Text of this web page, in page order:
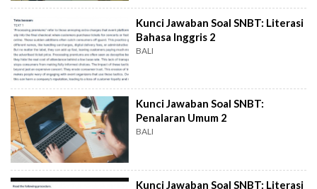
Kunci Jawaban Soal SNBT: Literasi
Bahasa Inggris 2
BALI
Kunci Jawaban Soal SNBT:
Penalaran Umum 2
BALI
Kunci Jawaban Soal SNBT: Literasi